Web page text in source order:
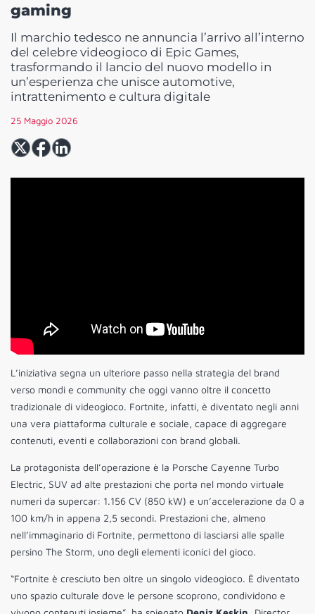
gaming
Il marchio tedesco ne annuncia l’arrivo all’interno
del celebre videogioco di Epic Games,
trasformando il lancio del nuovo modello in
un’esperienza che unisce automotive,
intrattenimento e cultura digitale
25 Maggio 2026
L’iniziativa segna un ulteriore passo nella strategia del brand
verso mondi e community che oggi vanno oltre il concetto
tradizionale di videogioco. Fortnite, infatti, è diventato negli anni
una vera piattaforma culturale e sociale, capace di aggregare
contenuti, eventi e collaborazioni con brand globali.
La protagonista dell’operazione è la Porsche Cayenne Turbo
Electric, SUV ad alte prestazioni che porta nel mondo virtuale
numeri da supercar: 1.156 CV (850 kW) e un’accelerazione da 0 a
100 km/h in appena 2,5 secondi. Prestazioni che, almeno
nell’immaginario di Fortnite, permettono di lasciarsi alle spalle
persino The Storm, uno degli elementi iconici del gioco.
“Fortnite è cresciuto ben oltre un singolo videogioco. È diventato
uno spazio culturale dove le persone scoprono, condividono e